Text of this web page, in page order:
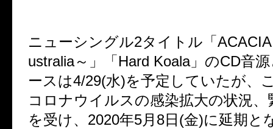
ニューシングル2タイトル「
ustralia～」「Hard Koala」のCD音
ースは4/29(水)を予定していたが、
コロナウイルスの感染拡大の状況、
を受け、2020年5月8日(金)に延期と